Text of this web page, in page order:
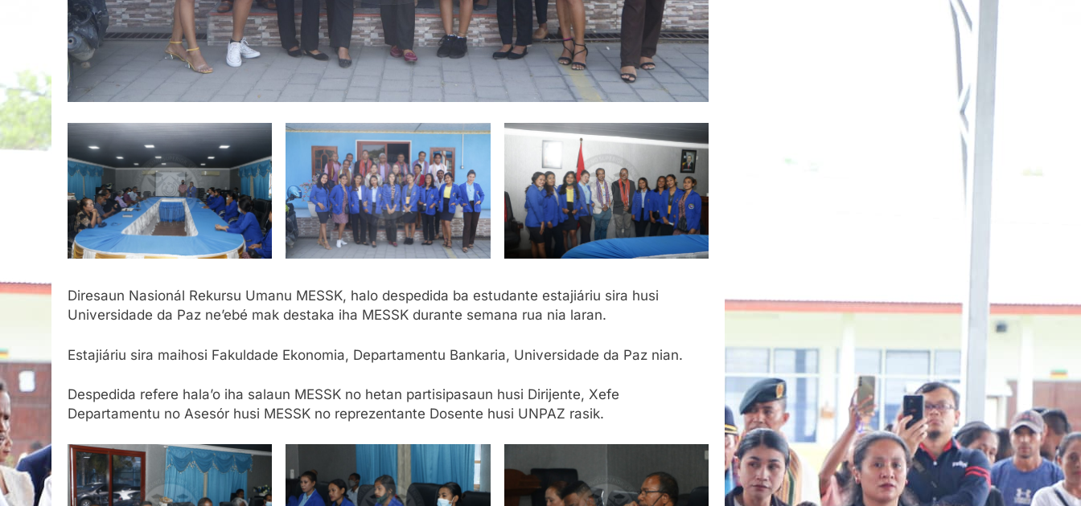
Diresaun Nasionál Rekursu Umanu MESSK, halo despedida ba estudante estajiáriu sira husi
Universidade da Paz ne’ebé mak destaka iha MESSK durante semana rua nia laran.
Estajiáriu sira maihosi Fakuldade Ekonomia, Departamentu Bankaria, Universidade da Paz nian.
Despedida refere hala’o iha salaun MESSK no hetan partisipasaun husi Dirijente, Xefe
Departamentu no Asesór husi MESSK no reprezentante Dosente husi UNPAZ rasik.